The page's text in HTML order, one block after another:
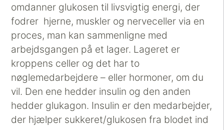
omdanner glukosen til livsvigtig energi, der
fodrer hjerne, muskler og nerveceller via en
proces, man kan sammenligne med
arbejdsgangen på et lager. Lageret er
kroppens celler og det har to
nøglemedarbejdere – eller hormoner, om du
vil. Den ene hedder insulin og den anden
hedder glukagon. Insulin er den medarbejder,
der hjælper sukkeret/glukosen fra blodet ind